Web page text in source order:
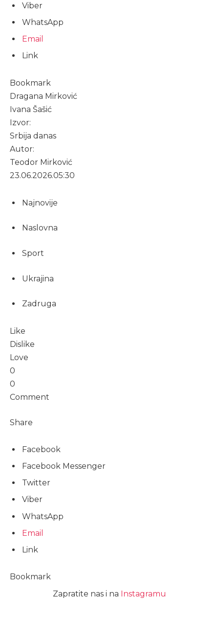
Viber
WhatsApp
Email
Link
Bookmark
Dragana Mirković
Ivana Šašić
Izvor:
Srbija danas
Autor:
Teodor Mirković
23.06.2026.05:30
Najnovije
Naslovna
Sport
Ukrajina
Zadruga
Like
Dislike
Love
0
0
Comment
Share
Facebook
Facebook Messenger
Twitter
Viber
WhatsApp
Email
Link
Bookmark
Zapratite nas i na Instagramu